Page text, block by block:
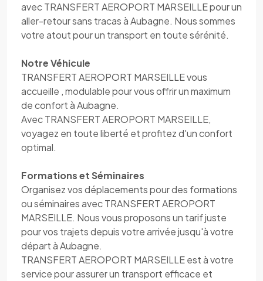
avec TRANSFERT AEROPORT MARSEILLE pour un
aller-retour sans tracas à Aubagne. Nous sommes
votre atout pour un transport en toute sérénité.
Notre Véhicule
TRANSFERT AEROPORT MARSEILLE vous
accueille , modulable pour vous offrir un maximum
de confort à Aubagne.
Avec TRANSFERT AEROPORT MARSEILLE,
voyagez en toute liberté et profitez d'un confort
optimal.
Formations et Séminaires
Organisez vos déplacements pour des formations
ou séminaires avec TRANSFERT AEROPORT
MARSEILLE. Nous vous proposons un tarif juste
pour vos trajets depuis votre arrivée jusqu'à votre
départ à Aubagne.
TRANSFERT AEROPORT MARSEILLE est à votre
service pour assurer un transport efficace et